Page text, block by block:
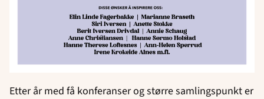
Etter år med få konferanser og større samlingspunkt er